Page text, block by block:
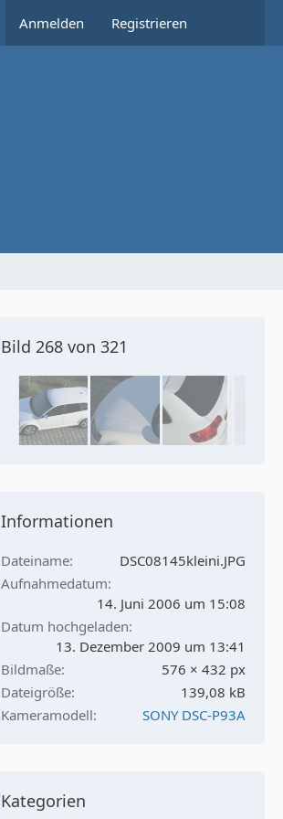
Anmelden Registrieren
Bild 268 von 321
Informationen
Dateiname
DSC08145kleini.JPG
Aufnahmedatum
14. Juni 2006 um 15:08
Datum hochgeladen
13. Dezember 2009 um 13:41
Bildmaße
576 × 432 px
Dateigröße
139,08 kB
Kameramodell
SONY DSC-P93A
Kategorien